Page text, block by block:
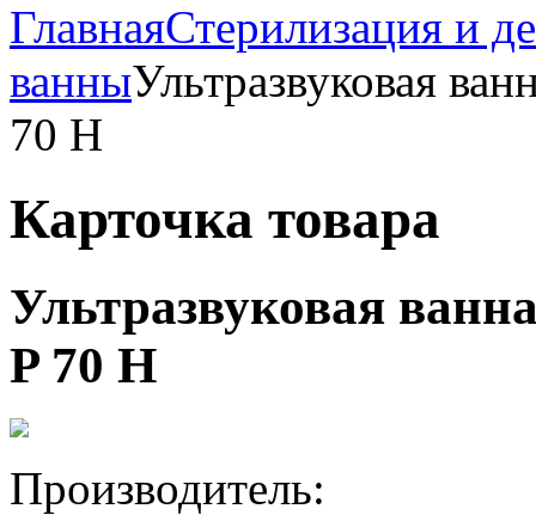
ГлавнаяСтерилизация и
ванныУльтразвуковая
70 H
Карточка товара
Ультразвуковая
P 70 H
Производитель: